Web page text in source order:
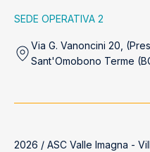
SEDE OPERATIVA 2
Via G. Vanoncini 20,
Sant'Omobono Terme
2026 / ASC Valle Imagna -